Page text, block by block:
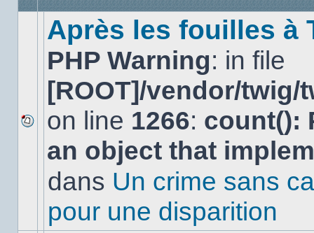
Aucun
nouveau
message
sujet.
Après les fouilles à
PHP Warning: in file
[ROOT]/vendor/
on line 1266: count():
an object that
dans Un crime sans
pour une disparition